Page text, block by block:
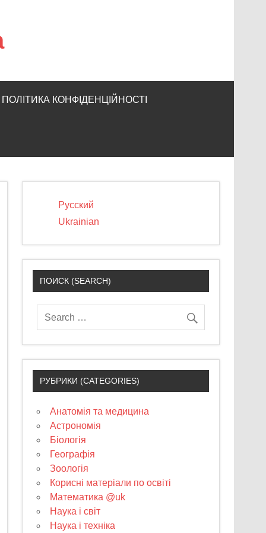
ПОЛІТИКА КОНФІДЕНЦІЙНОСТІ
Русский
Ukrainian
ПОИСК (SEARCH)
РУБРИКИ (CATEGORIES)
Анатомія та медицина
Астрономія
Біологія
Географія
Зоологія
Корисні матеріали по освіті
Математика @uk
Наука і світ
Наука і техніка